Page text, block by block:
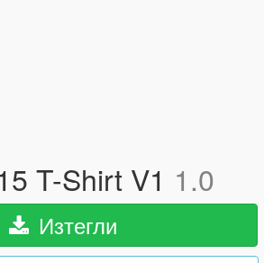
T-Shirt V1 1.0
Изтегли